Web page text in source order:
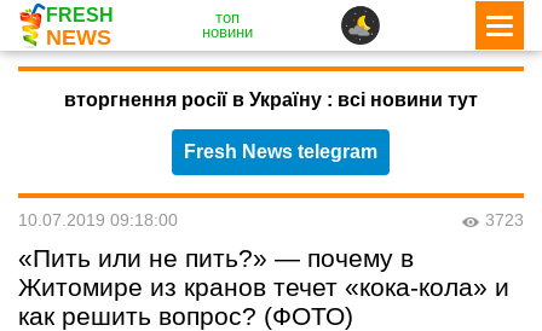
FRESH
NEWS
топ
новини
вторгнення росії в Україну : всі новини тут
Fresh News telegram
10.07.2019 09:18:00 3723
«Пить или не пить?» — почему в
Житомире из кранов течет «кока-кола» и
как решить вопрос? (ФОТО)